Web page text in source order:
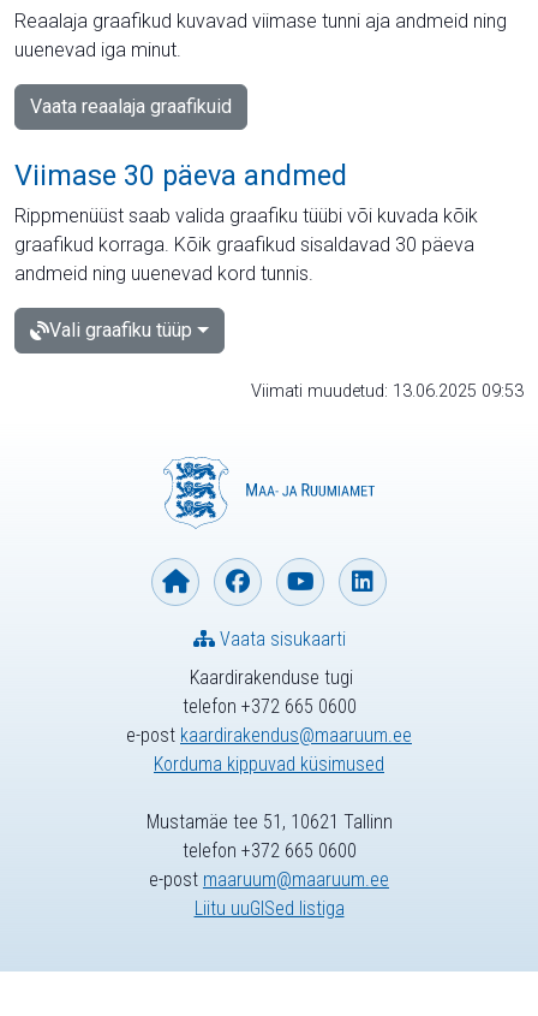
Reaalaja graafikud kuvavad viimase tunni aja andmeid ning
uuenevad iga minut.
Vaata reaalaja graafikuid
Viimase 30 päeva andmed
Rippmenüüst saab valida graafiku tüübi või kuvada kõik
graafikud korraga. Kõik graafikud sisaldavad 30 päeva
andmeid ning uuenevad kord tunnis.
Vali graafiku tüüp
Viimati muudetud: 13.06.2025 09:53
Kaardirakenduse tugi
telefon +372 665 0600
e-post kaardirakendus@maaruum.ee
Korduma kippuvad küsimused
Vaata sisukaarti
Mustamäe tee 51, 10621 Tallinn
telefon +372 665 0600
e-post maaruum@maaruum.ee
Liitu uuGISed listiga